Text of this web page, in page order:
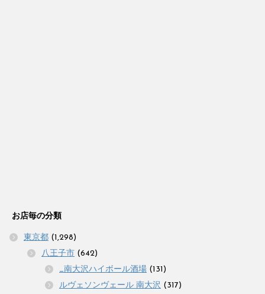
お店毎の分類
東京都 (1,298)
八王子市 (642)
_南大沢ハイボール酒場 (131)
ルヴェソンヴェール 南大沢 (317)